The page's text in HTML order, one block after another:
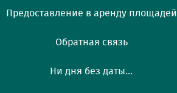
Предоставление в аренду площадей
Обратная связь
Ни дня без даты...